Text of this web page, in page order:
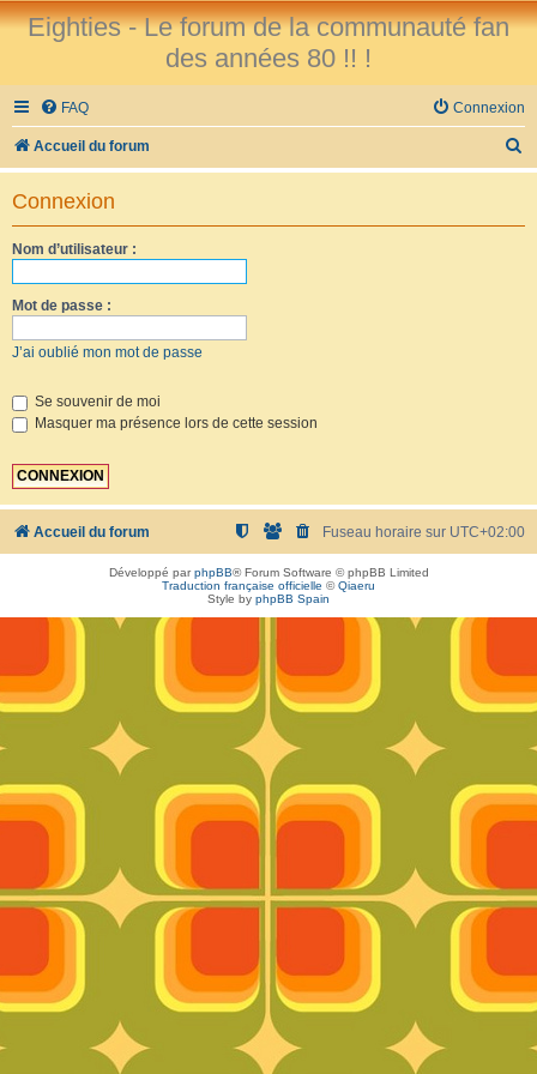
Eighties - Le forum de la communauté fan
des années 80 !! !
FAQ Connexion
Accueil du forum
e
Connexion
Nom d’utilisateur :
Mot de passe :
J’ai oublié mon mot de passe
Se souvenir de moi
Masquer ma présence lors de cette session
Accueil du forum Fuseau horaire sur UTC+02:00
Développé parphpBB® Forum Software © phpBB Limited
Traduction française officielle ©Qiaeru
Style by phpBB Spain